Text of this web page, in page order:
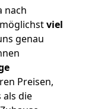
nach
viel
genau
Preisen,
als die